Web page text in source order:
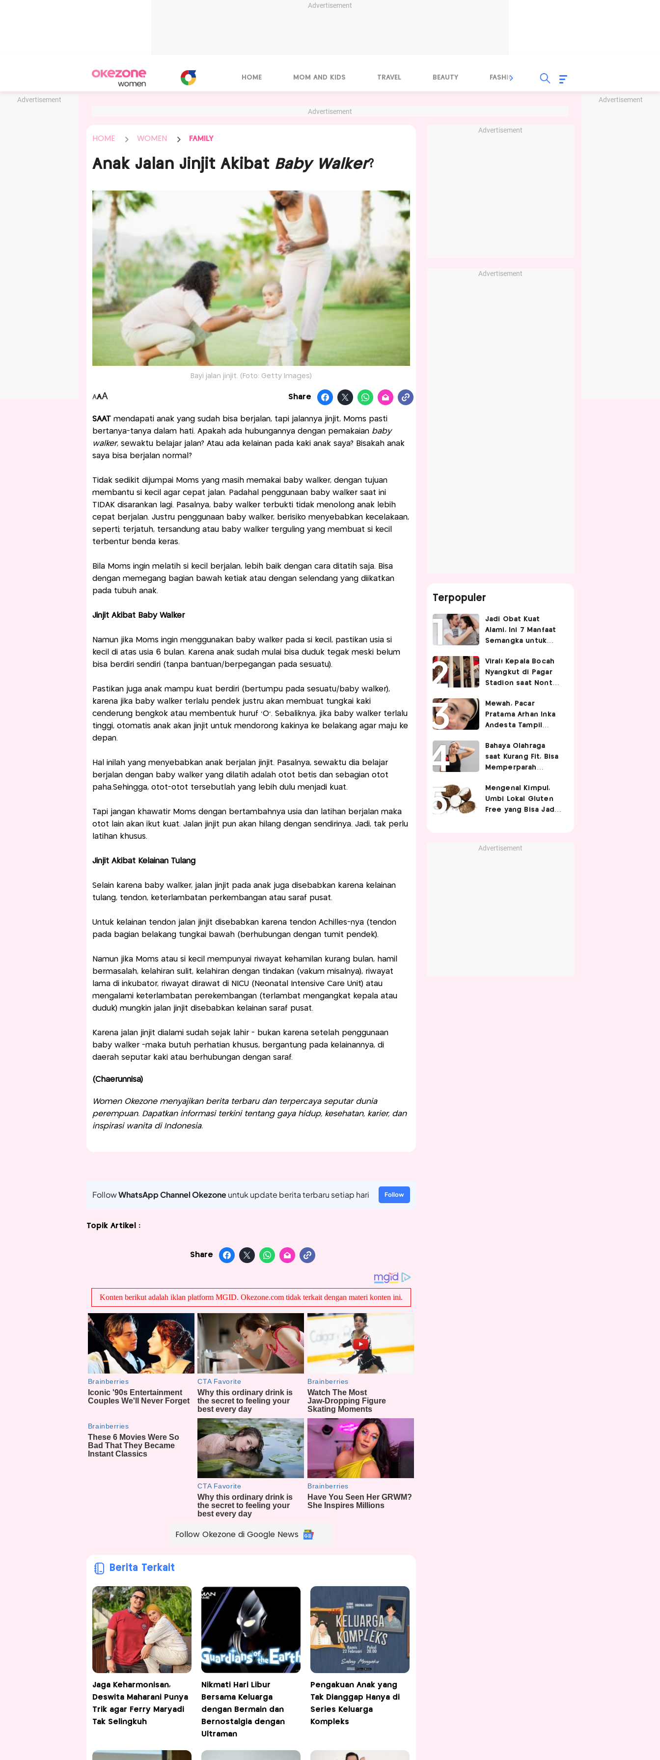
Advertisement
Advertisement Advertisement
HOME MOM AND KIDS TRAVEL BEAUTY FASHION FOOD
Advertisement
HOME WOMEN FAMILY
Anak Jalan Jinjit Akibat Baby Walker?
Bayi jalan jinjit. (Foto: Getty Images)
AAA Share
SAAT mendapati anak yang sudah bisa berjalan, tapi jalannya jinjit, Moms pasti
bertanya-tanya dalam hati. Apakah ada hubungannya dengan pemakaianbaby
walker, sewaktu belajar jalan? Atau ada kelainan pada kaki anak saya? Bisakah anak
saya bisa berjalan normal?
Tidak sedikit dijumpai Moms yang masih memakai baby walker, dengan tujuan
membantu si kecil agar cepat jalan. Padahal penggunaan baby walker saat ini
TIDAK disarankan lagi. Pasalnya, baby walker terbukti tidak menolong anak lebih
cepat berjalan. Justru penggunaan baby walker, berisiko menyebabkan kecelakaan,
seperti; terjatuh, tersandung atau baby walker terguling yang membuat si kecil
terbentur benda keras.
Bila Moms ingin melatih si kecil berjalan, lebih baik dengan cara ditatih saja. Bisa
dengan memegang bagian bawah ketiak atau dengan selendang yang diikatkan
pada tubuh anak.
Jinjit Akibat Baby Walker
Namun jika Moms ingin menggunakan baby walker pada si kecil, pastikan usia si
kecil di atas usia 6 bulan. Karena anak sudah mulai bisa duduk tegak meski belum
bisa berdiri sendiri (tanpa bantuan/berpegangan pada sesuatu).
Pastikan juga anak mampu kuat berdiri (bertumpu pada sesuatu/baby walker),
karena jika baby walker terlalu pendek justru akan membuat tungkai kaki
cenderung bengkok atau membentuk huruf ‘O’. Sebaliknya, jika baby walker terlalu
tinggi, otomatis anak akan jinjit untuk mendorong kakinya ke belakang agar maju ke
depan.
Hal inilah yang menyebabkan anak berjalan jinjit. Pasalnya, sewaktu dia belajar
berjalan dengan baby walker yang dilatih adalah otot betis dan sebagian otot
paha.Sehingga, otot-otot tersebutlah yang lebih dulu menjadi kuat.
Tapi jangan khawatir Moms dengan bertambahnya usia dan latihan berjalan maka
otot lain akan ikut kuat. Jalan jinjit pun akan hilang dengan sendirinya. Jadi, tak perlu
latihan khusus.
Jinjit Akibat Kelainan Tulang
Selain karena baby walker, jalan jinjit pada anak juga disebabkan karena kelainan
tulang, tendon, keterlambatan perkembangan atau saraf pusat.
Untuk kelainan tendon jalan jinjit disebabkan karena tendon Achilles-nya (tendon
pada bagian belakang tungkai bawah (berhubungan dengan tumit pendek).
Namun jika Moms atau si kecil mempunyai riwayat kehamilan kurang bulan, hamil
bermasalah, kelahiran sulit, kelahiran dengan tindakan (vakum misalnya), riwayat
lama di inkubator, riwayat dirawat di NICU (Neonatal Intensive Care Unit) atau
mengalami keterlambatan perekembangan (terlambat mengangkat kepala atau
duduk) mungkin jalan jinjit disebabkan kelainan saraf pusat.
Karena jalan jinjit dialami sudah sejak lahir - bukan karena setelah penggunaan
baby walker -maka butuh perhatian khusus, bergantung pada kelainannya, di
daerah seputar kaki atau berhubungan dengan saraf.
(Chaerunnisa)
Women Okezone menyajikan berita terbaru dan terpercaya seputar dunia
perempuan. Dapatkan informasi terkini tentang gaya hidup, kesehatan, karier, dan
inspirasi wanita di Indonesia.
FollowWhatsApp Channel Okezoneuntuk update berita terbaru setiap hari Follow
Topik Artikel :
Share
Follow Okezone di Google News
Berita Terkait
Jaga Keharmonisan,
Deswita Maharani Punya
Trik agar Ferry Maryadi
Tak Selingkuh
Nikmati Hari Libur
Bersama Keluarga
dengan Bermain dan
Bernostalgia dengan
Ultraman
Pengakuan Anak yang
Tak Dianggap Hanya di
Series Keluarga
Kompleks
Advertisement
Advertisement
Terpopuler
Jadi Obat Kuat
Alami, Ini 7 Manfaat
Semangka untuk
Viral! Kepala Bocah
Nyangkut di Pagar
Stadion saat Nonton
Endingnya Kocak
Mewah, Pacar
Pratama Arhan Inka
Andesta Tampil
Pakai Bando Rp10
Juta
Bahaya Olahraga
saat Kurang Fit, Bisa
Memperparah
Mengenal Kimpul,
Umbi Lokal Gluten
Free yang Bisa Jadi
Advertisement